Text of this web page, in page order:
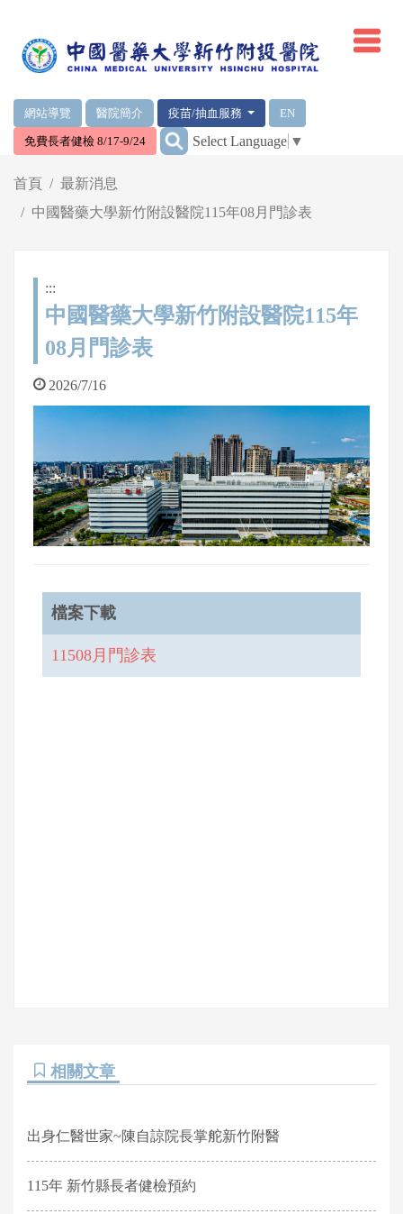
網站導覽 醫院簡介 疫苗/抽血服務 EN
免費長者健檢 8/17-9/24 ::: Select Language ▼
首頁
最新消息
中國醫藥大學新竹附設醫院115年08月門診表
:::
中國醫藥大學新竹附設醫院115年
08月門診表
2026/7/16
檔案下載
11508月門診表
相關文章
出身仁醫世家~陳自諒院長掌舵新竹附醫
115年 新竹縣長者健檢預約